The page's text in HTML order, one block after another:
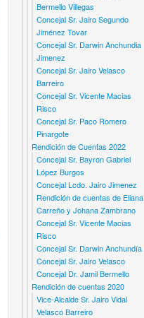
Bermello Villegas
Concejal Sr. Jairo Segundo
Jiménez Tovar
Concejal Sr. Darwin Anchundia
Jimenez
Concejal Sr. Jairo Velasco
Barreiro
Concejal Sr. Vicente Macias
Risco
Concejal Sr. Paco Romero
Pinargote
Rendición de Cuentas 2022
Concejal Sr. Bayron Gabriel
López Burgos
Concejal Lcdo. Jairo Jimenez
Rendición de cuentas de Eliana
Carreño y Johana Zambrano
Concejal Sr. Vicente Macias
Risco
Concejal Sr. Darwin Anchundía
Concejal Sr. Jairo Velasco
Concejal Dr. Jamil Bermello
Rendición de cuentas 2020
Vice-Alcalde Sr. Jairo Vidal
Velasco Barreiro